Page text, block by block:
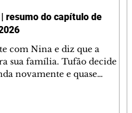
resumo do capítulo de
com Nina e diz que a
sua família. Tufão decide
novamente e quase